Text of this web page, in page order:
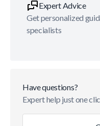
Expert Advice
Get personalized
specialists
Have questions?
Expert help just one